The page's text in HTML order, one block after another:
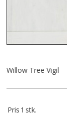
KONTAKT
FAVORIT
Willow Tree Vigil
Pris 1 stk.